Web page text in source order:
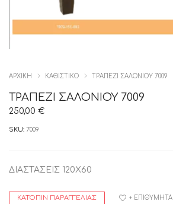
ΑΡΧΙΚΉ ΚΑΘΙΣΤΙΚΟ ΤΡΑΠΕΖΙ ΣΑΛΟΝΙΟΥ 7009
ΤΡΑΠΕΖΙ ΣΑΛΟΝΙΟΥ 7009
250,00 €
SKU: 7009
ΔΙΑΣΤΑΣΕΙΣ 120Χ60
ΚΑΤΌΠΙΝ ΠΑΡΑΓΓΕΛΊΑΣ + ΕΠΙΘΥΜΗΤΆ